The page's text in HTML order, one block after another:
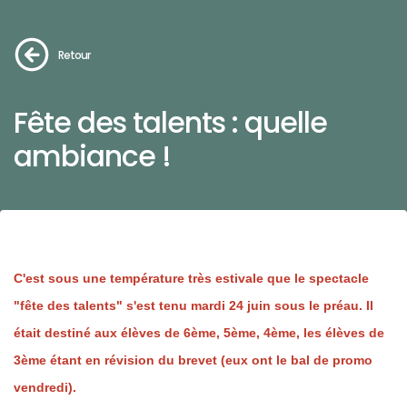
Retour
Fête des talents : quelle
ambiance !
C'est sous une température très estivale que le spectacle
"fête des talents" s'est tenu mardi 24 juin sous le préau. Il
était destiné aux élèves de 6ème, 5ème, 4ème, les élèves de
3ème étant en révision du brevet (eux ont le bal de promo
vendredi).